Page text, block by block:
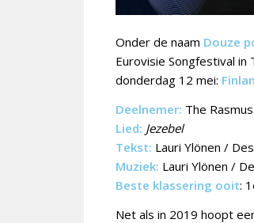
Onder de naam Douze
Eurovisie Songfestival
donderdag 12 mei:
Deelnemer: The Rasmus
Lied: Jezebel
Tekst: Lauri Ylönen /
Muziek: Lauri Ylönen /
Beste klassering ooit:
Net als in 2019 hoopt